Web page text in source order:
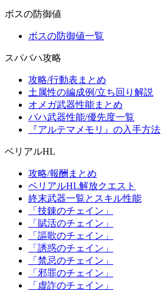
ボスの防御値
ボスの防御値一覧
スパバハ攻略
攻略/行動表まとめ
土属性の編成例/立ち回り解説
オメガ武器性能まとめ
バハ武器性能/優先度一覧
『アルテマメモリ』の入手方法
ベリアルHL
攻略/報酬まとめ
ベリアルHL解放クエスト
終末武器一覧とスキル性能
「技錬のチェイン」
「賦活のチェイン」
「謳歌のチェイン」
「誘惑のチェイン」
「禁忌のチェイン」
「邪罪のチェイン」
「虚詐のチェイン」